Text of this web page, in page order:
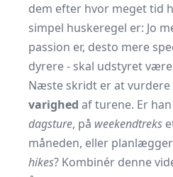
dem efter hvor meget tid
simpel huskeregel er: Jo
passion er, desto mere
dyrere - skal udstyret
Næste skridt er at vurdere
varighed af turene. Er
dagsture, på weekendtreks
måneden, eller
hikes? Kombinér denne